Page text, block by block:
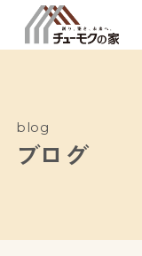
blog
ブログ